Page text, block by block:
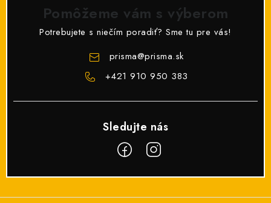
Pomôžeme vám s výberom
Potrebujete s niečím poradiť? Sme tu pre vás!
prisma@prisma.sk
+421 910 950 383